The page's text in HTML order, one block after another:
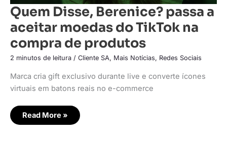
Quem Disse, Berenice? passa a
aceitar moedas do TikTok na
compra de produtos
2 minutos de leitura / Cliente SA, Mais Notícias, Redes Sociais
Marca cria gift exclusivo durante live e converte ícones
virtuais em batons reais no e-commerce
Read More »